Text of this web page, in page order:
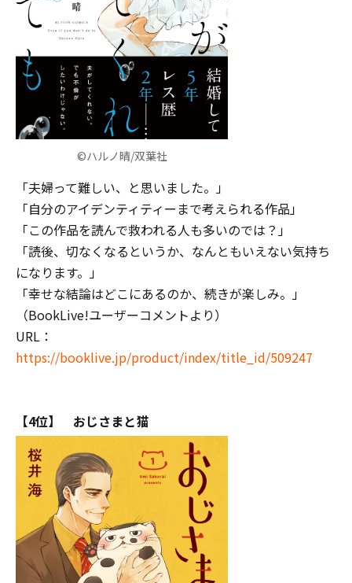
©ハルノ晴/双葉社
「夫婦って難しい、と思いました。」
「自分のアイデンティティーまで考えられる作品」
「この作品を読んで救われる人も多いのでは？」
「読後、切なくなるというか、なんともいえない気持ち
になります。」
「幸せな結論はどこにあるのか、続きが楽しみ。」
（BookLive!ユーザーコメントより）
URL：
https://booklive.jp/product/index/title_id/509247
【4位】 おじさまと猫